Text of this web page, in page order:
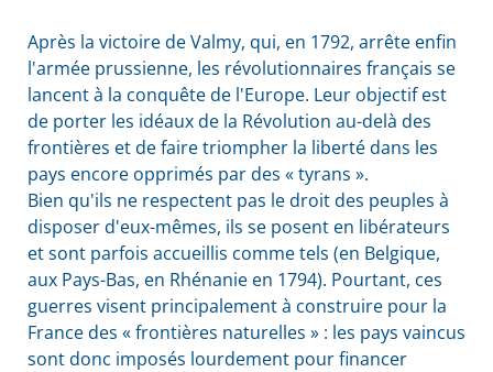
Après la victoire de Valmy, qui, en 1792, arrête enfin
l'armée prussienne, les révolutionnaires français se
lancent à la conquête de l'Europe. Leur objectif est
de porter les idéaux de la Révolution au-delà des
frontières et de faire triompher la liberté dans les
pays encore opprimés par des « tyrans ».
Bien qu'ils ne respectent pas le droit des peuples à
disposer d'eux-mêmes, ils se posent en libérateurs
et sont parfois accueillis comme tels (en Belgique,
aux Pays-Bas, en Rhénanie en 1794). Pourtant, ces
guerres visent principalement à construire pour la
France des « frontières naturelles » : les pays vaincus
sont donc imposés lourdement pour financer